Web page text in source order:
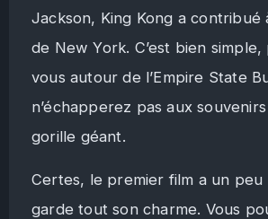
Jackson, King Kong a contribué
de New York. C’est bien
vous autour de l’Empire State
n’échapperez pas aux
gorille géant.
Certes, le premier film a un peu
garde tout son charme. Vous